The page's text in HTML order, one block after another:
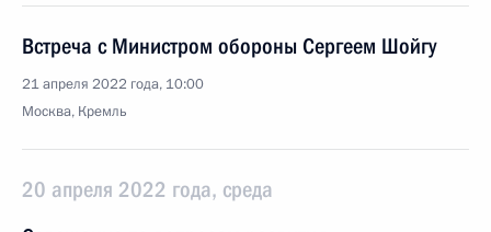
Встреча с Министром обороны Сергеем Шойгу
21 апреля 2022 года, 10:00
Москва, Кремль
20 апреля 2022 года, среда